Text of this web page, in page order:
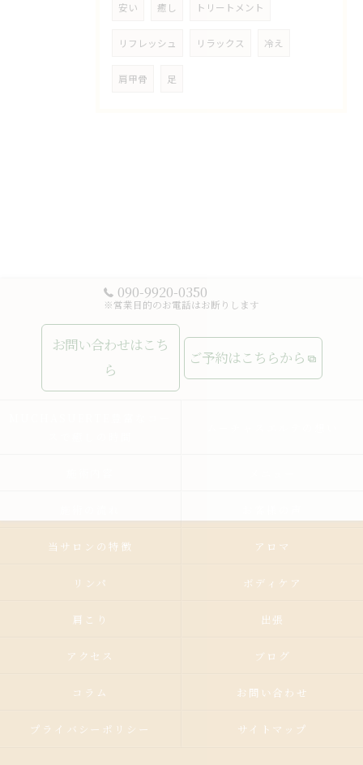
安い 癒し トリートメント
リフレッシュ リラックス 冷え
肩甲骨 足
090-9920-0350
※営業目的のお電話はお断りします
お問い合わせはこち
ら
ご予約はこちらから
当サロンの特徴 アロマ
リンパ ボディケア
肩こり 出張
アクセス ブログ
コラム お問い合わせ
プライバシーポリシー サイトマップ